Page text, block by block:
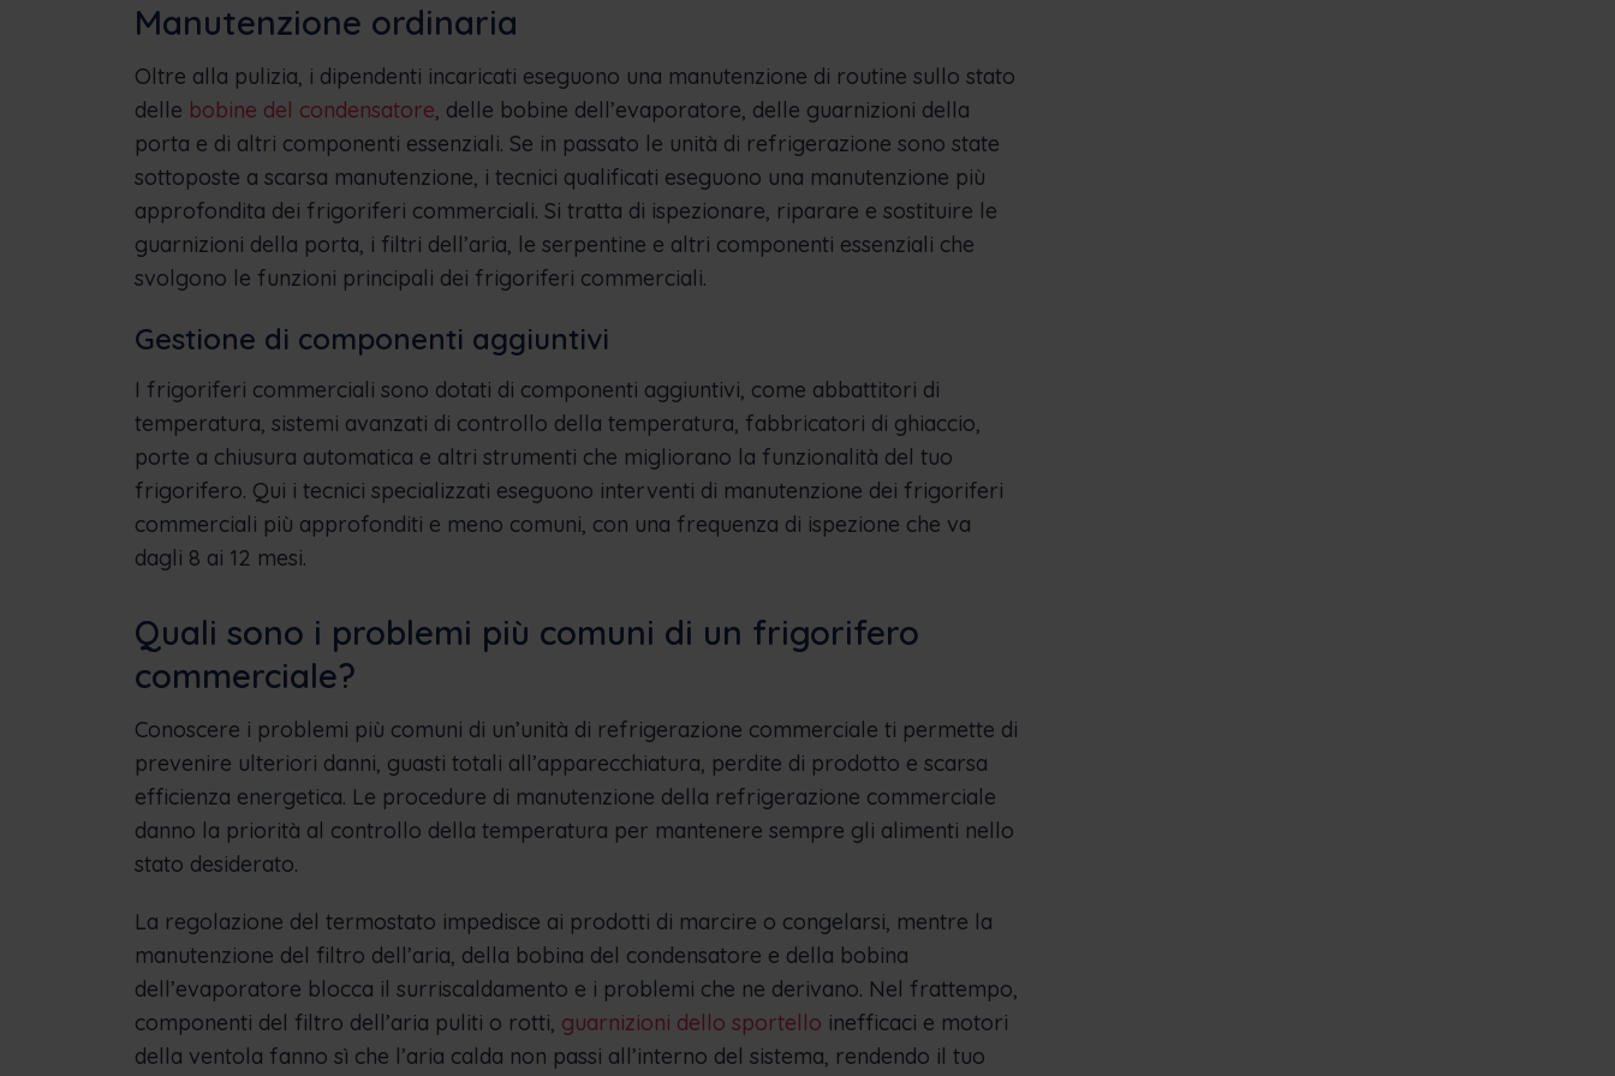
Manutenzione ordinaria
Oltre alla pulizia, i dipendenti incaricati eseguono una manutenzione di routine sullo stato
delle bobine del condensatore, delle bobine dell’evaporatore, delle guarnizioni della
porta e di altri componenti essenziali. Se in passato le unità di refrigerazione sono state
sottoposte a scarsa manutenzione, i tecnici qualificati eseguono una manutenzione più
approfondita dei frigoriferi commerciali. Si tratta di ispezionare, riparare e sostituire le
guarnizioni della porta, i filtri dell’aria, le serpentine e altri componenti essenziali che
svolgono le funzioni principali dei frigoriferi commerciali.
Gestione di componenti aggiuntivi
I frigoriferi commerciali sono dotati di componenti aggiuntivi, come abbattitori di
temperatura, sistemi avanzati di controllo della temperatura, fabbricatori di ghiaccio,
porte a chiusura automatica e altri strumenti che migliorano la funzionalità del tuo
frigorifero. Qui i tecnici specializzati eseguono interventi di manutenzione dei frigoriferi
commerciali più approfonditi e meno comuni, con una frequenza di ispezione che va
dagli 8 ai 12 mesi.
Quali sono i problemi più comuni di un frigorifero
commerciale?
Conoscere i problemi più comuni di un’unità di refrigerazione commerciale ti permette di
prevenire ulteriori danni, guasti totali all’apparecchiatura, perdite di prodotto e scarsa
efficienza energetica. Le procedure di manutenzione della refrigerazione commerciale
danno la priorità al controllo della temperatura per mantenere sempre gli alimenti nello
stato desiderato.
La regolazione del termostato impedisce ai prodotti di marcire o congelarsi, mentre la
manutenzione del filtro dell’aria, della bobina del condensatore e della bobina
dell’evaporatore blocca il surriscaldamento e i problemi che ne derivano. Nel frattempo,
componenti del filtro dell’aria puliti o rotti, guarnizioni dello sportello inefficaci e motori
della ventola fanno sì che l’aria calda non passi all’interno del sistema, rendendo il tuo